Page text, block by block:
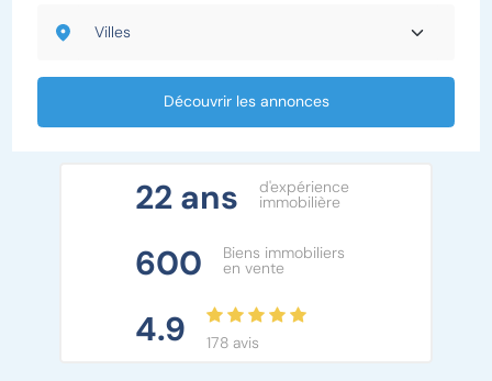
Découvrir les annonces
22 ans
d'expérience
immobilière
600
Biens immobiliers
en vente
4.9 178 avis